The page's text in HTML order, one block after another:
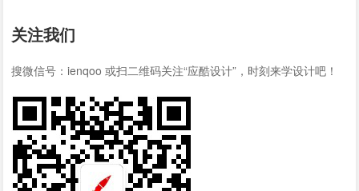
关注我们
搜微信号：ienqoo 或扫二维码关注“应酷设计”，时刻来学设计吧！